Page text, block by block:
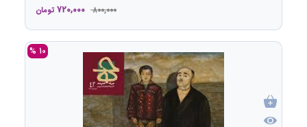
800,000
720,000 تومان
10 %